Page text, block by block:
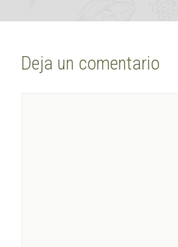
Deja un comentario